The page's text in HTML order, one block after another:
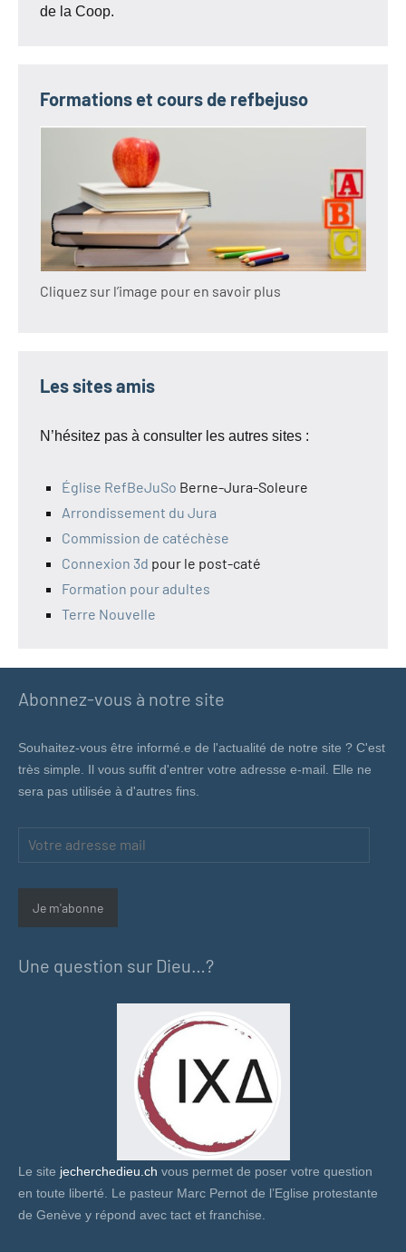
de la Coop.
Formations et cours de refbejuso
Cliquez sur l’image pour en savoir plus
Les sites amis
N’hésitez pas à consulter les autres sites :
Église RefBeJuSo Berne-Jura-Soleure
Arrondissement du Jura
Commission de catéchèse
Connexion 3d pour le post-caté
Formation pour adultes
Terre Nouvelle
Abonnez-vous à notre site
Souhaitez-vous être informé.e de l'actualité de notre site ? C'est
très simple. Il vous suffit d'entrer votre adresse e-mail. Elle ne
sera pas utilisée à d'autres fins.
Votre
Je m'abonne
Une question sur Dieu…?
Le site jecherchedieu.ch vous permet de poser votre question
en toute liberté. Le pasteur Marc Pernot de l’Eglise protestante
de Genève y répond avec tact et franchise.